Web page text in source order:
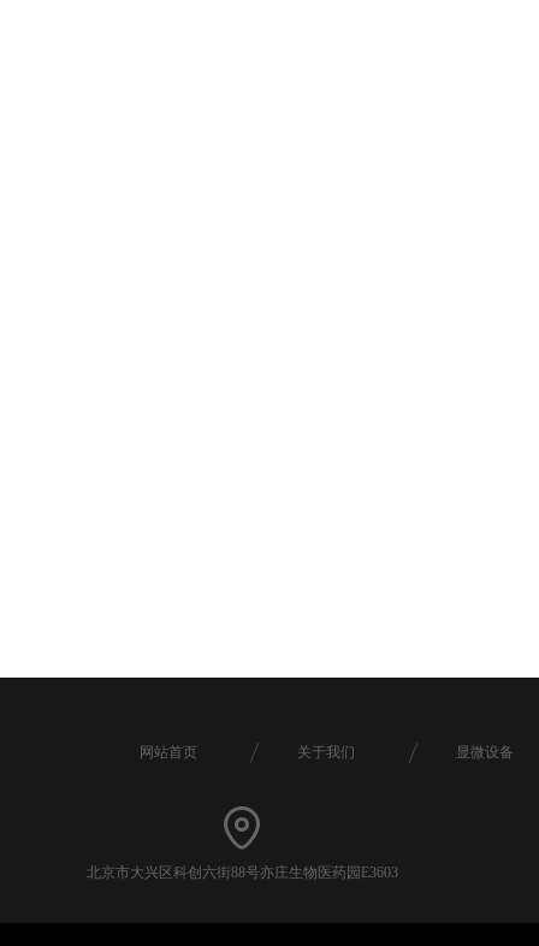
北京市大兴区科创六街88号亦庄生物医药园E3603
网站首页 关于我们 显微设备